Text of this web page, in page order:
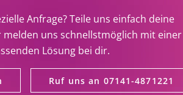
Anfrage? Teile uns einfach deine
melden uns schnellstmöglich mit einer
Lösung bei dir.
Ruf uns an 07141-4871221